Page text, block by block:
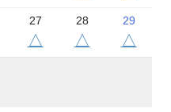
27
△
28
△
29
△